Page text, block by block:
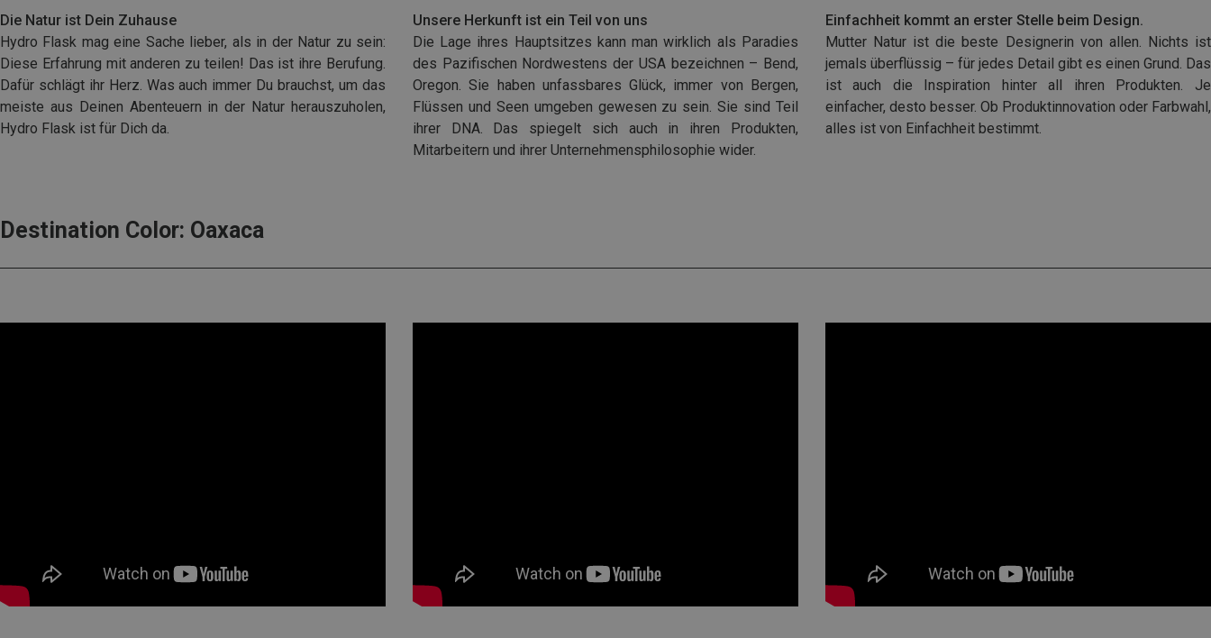
Die Natur ist Dein Zuhause
Hydro Flask mag eine Sache lieber, als in der Natur zu sein:
Diese Erfahrung mit anderen zu teilen! Das ist ihre Berufung.
Dafür schlägt ihr Herz. Was auch immer Du brauchst, um das
meiste aus Deinen Abenteuern in der Natur herauszuholen,
Hydro Flask ist für Dich da.
Unsere Herkunft ist ein Teil von uns
Die Lage ihres Hauptsitzes kann man wirklich als Paradies
des Pazifischen Nordwestens der USA bezeichnen – Bend,
Oregon. Sie haben unfassbares Glück, immer von Bergen,
Flüssen und Seen umgeben gewesen zu sein. Sie sind Teil
ihrer DNA. Das spiegelt sich auch in ihren Produkten,
Mitarbeitern und ihrer Unternehmensphilosophie wider.
Einfachheit kommt an erster Stelle beim Design.
Mutter Natur ist die beste Designerin von allen. Nichts ist
jemals überflüssig – für jedes Detail gibt es einen Grund. Das
ist auch die Inspiration hinter all ihren Produkten. Je
einfacher, desto besser. Ob Produktinnovation oder Farbwahl,
alles ist von Einfachheit bestimmt.
Destination Color: Oaxaca